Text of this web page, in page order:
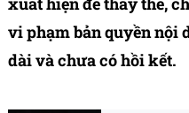
vi phạm bản quyền nội
dài và chưa có hồi kết.